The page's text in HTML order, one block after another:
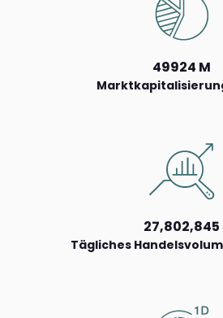
49924 M
27,802,845
Tägliches